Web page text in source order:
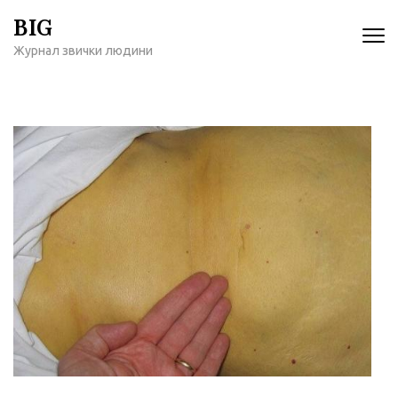
содержимому
BIG
Журнал звички людини